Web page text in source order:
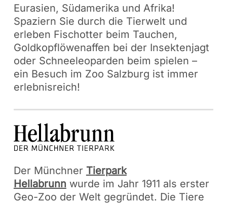
Eurasien, Südamerika und Afrika!
Spaziern Sie durch die Tierwelt und
erleben Fischotter beim Tauchen,
Goldkopflöwenaffen bei der Insektenjagt
oder Schneeleoparden beim spielen –
ein Besuch im Zoo Salzburg ist immer
erlebnisreich!
Der Münchner Tierpark
Hellabrunn wurde im Jahr 1911 als erster
Geo-Zoo der Welt gegründet. Die Tiere